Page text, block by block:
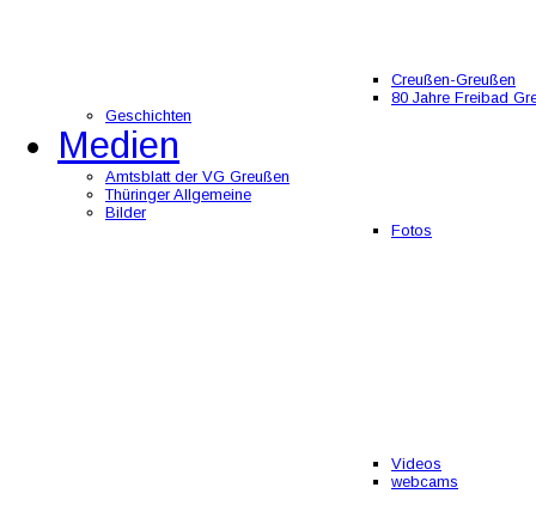
Creußen-Greußen
80 Jahre Freibad
Geschichten
Medien
Amtsblatt der VG Greußen
Thüringer Allgemeine
Bilder
Fotos
Videos
webcams